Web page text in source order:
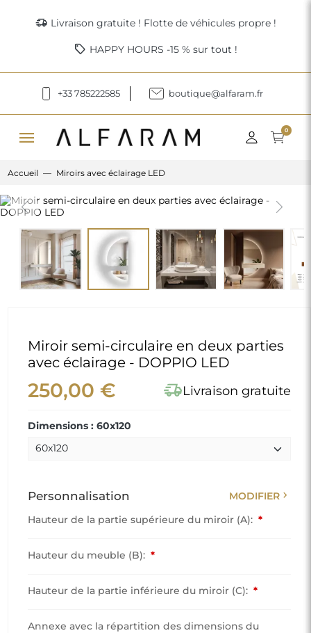
delivery_truck_speed Livraison gratuite ! Flotte de véhicules propre !
sell HAPPY HOURS -15 % sur tout !
+33 785222585 boutique@alfaram.fr
menu 0
Accueil Miroirs avec éclairage LED
Previous Next
Miroir semi-circulaire en deux parties
avec éclairage - DOPPIO LED
250,00 € delivery_truck_speedLivraison gratuite
Dimensions : 60x120
Personnalisation MODIFIER chevron_right
Hauteur de la partie supérieure du miroir (A): *
Hauteur du meuble (B): *
Hauteur de la partie inférieure du miroir (C): *
Annexe avec la répartition des dimensions du